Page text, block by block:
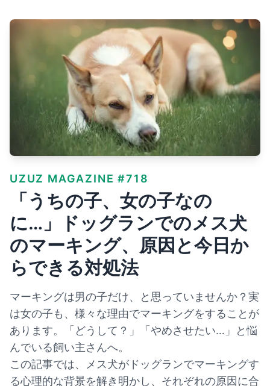
UZUZ MAGAZINE #718
「うちの子、女の子なの
に…」ドッグランでのメス犬
のマーキング、原因と今日か
らできる対処法
マーキングは男の子だけ、と思っていませんか？実
は女の子も、様々な理由でマーキングをすることが
あります。「どうして？」「やめさせたい…」と悩
んでいる飼い主さんへ。
この記事では、メス犬がドッグランでマーキングす
る心理的な背景を解き明かし、それぞれの原因に合